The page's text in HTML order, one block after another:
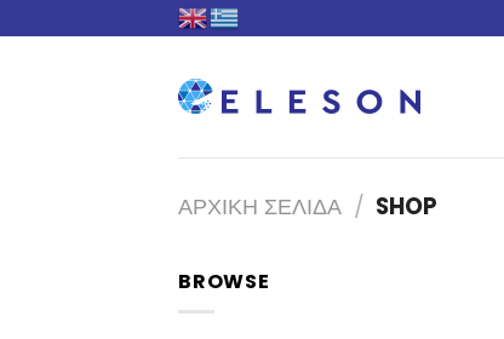
to
ΑΡΧΙΚΉ ΣΕΛΊΔΑ / SHOP
BROWSE